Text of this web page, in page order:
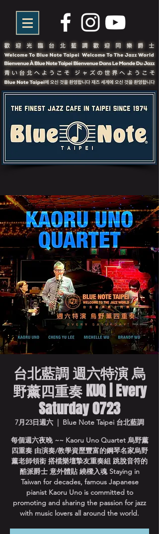
台北藍調 週六特演 烏
野薰四重奏 KUQ | Every
Saturday 0723
7月23日週六
  |
Blue Note Taipei 台北藍調
每個週六夜晚 ~~ Kaoru Uno Quartet 烏野薰
四重奏 由演奏/教學資歷豐富的鋼琴名家烏野
薰老師領銜 搭檔樂壇摯友重奏組 跳脫音符的
酷派爵士 意外體貼 繞樑入魂 Staying in
Taiwan for decades, famous Japanese
pianist Kaoru Uno is committed to
promoting and sharing the passion for jazz
with music lovers all around the world.